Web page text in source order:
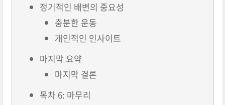
정기적인 배변의 중요성
충분한 운동
개인적인 인사이트
마지막 요약
마지막 결론
목차 6: 마무리